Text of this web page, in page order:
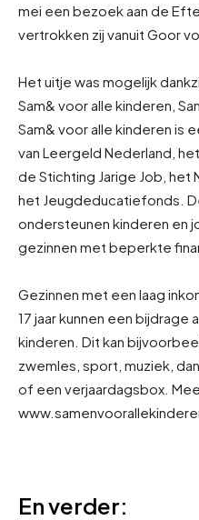
mei een bezoek aan de
vertrokken zij vanuit Goor
Het uitje was mogelijk
Sam& voor alle kinderen,
Sam& voor alle kinderen is
van Leergeld Nederland,
de Stichting Jarige Job, het
het Jeugdeducatiefonds.
ondersteunen kinderen en
gezinnen met beperkte
Gezinnen met een laag
17 jaar kunnen een bijdrage
kinderen. Dit kan
zwemles, sport, muziek,
of een verjaardagsbox.
En verder: